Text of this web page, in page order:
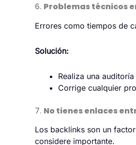
6. Problemas técnicos
Errores como tiempos de
Solución:
Realiza una
Corrige cualquier
7. No tienes enlaces
Los backlinks son un
considere importante.